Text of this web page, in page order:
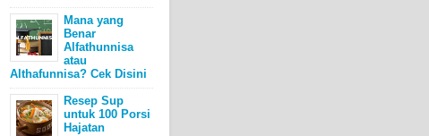
Mana yang
Benar
Alfathunnisa
atau
Althafunnisa? Cek Disini
Resep Sup
untuk 100 Porsi
Hajatan